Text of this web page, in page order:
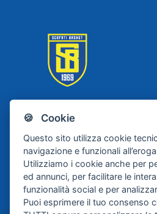
🍪 Cookie
Questo sito utilizza cookie
navigazione e funzionali
Utilizziamo i cookie anche per
ed annunci, per facilitare le
funzionalità social e per
Puoi esprimere il tuo consenso
Scafati Basket